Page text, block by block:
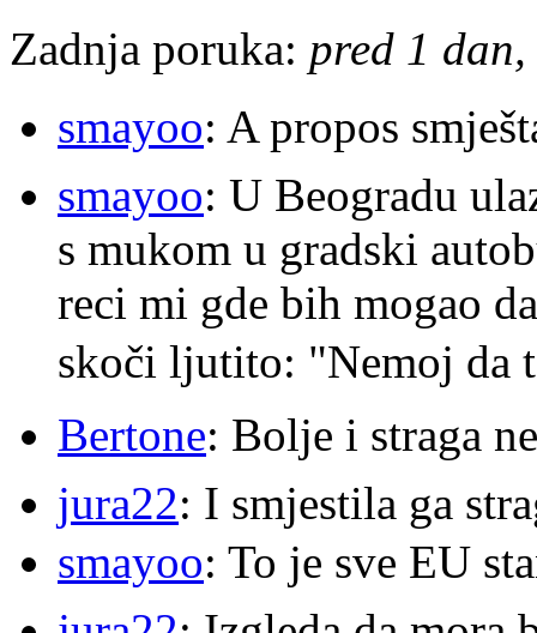
Zadnja poruka: pred 1
smayoo: A propos
smayoo: U Beogradu
s mukom u gradski
reci mi gde bih mogao
skoči ljutito: "Nemoj da
Bertone: Bolje i straga
jura22: I smjestila ga
smayoo: To je sve EU